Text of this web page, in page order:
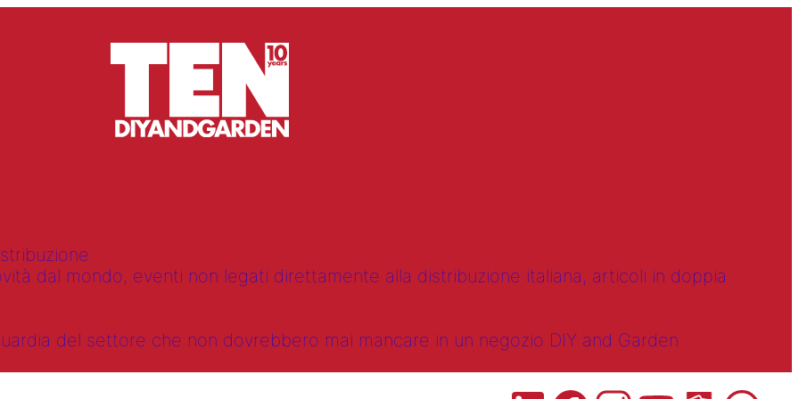
dal mondo, eventi non legati direttamente alla distribuzione italiana, articoli in doppia
del settore che non dovrebbero mai mancare in un negozio DIY and Garden